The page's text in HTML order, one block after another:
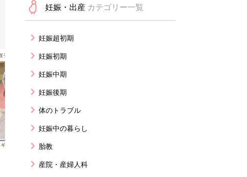
妊娠・出産 カテゴリー一覧
妊娠超初期
妊娠初期
妊娠中期
妊娠後期
体のトラブル
妊娠中の暮らし
胎教
産院・産婦人科